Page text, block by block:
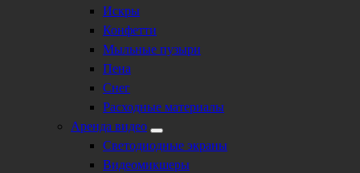
Искры
Конфетти
Мыльные пузыри
Пена
Снег
Расходные материалы
Аренда видео
Светодиодные экраны
Видеомикшеры